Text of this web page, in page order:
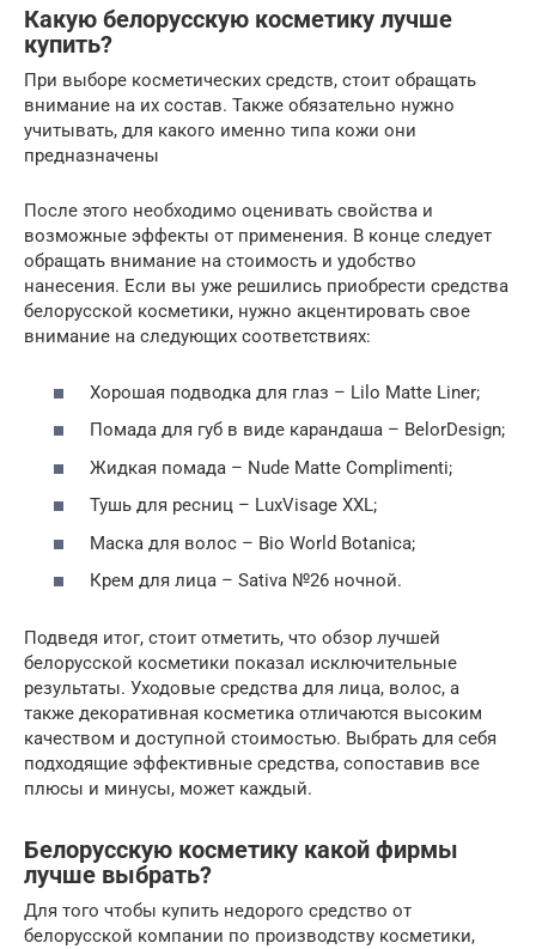
Какую белорусскую косметику лучше
купить?
При выборе косметических средств, стоит обращать
внимание на их состав. Также обязательно нужно
учитывать, для какого именно типа кожи они
предназначены
После этого необходимо оценивать свойства и
возможные эффекты от применения. В конце следует
обращать внимание на стоимость и удобство
нанесения. Если вы уже решились приобрести средства
белорусской косметики, нужно акцентировать свое
внимание на следующих соответствиях:
Хорошая подводка для глаз – Lilo Matte Liner;
Помада для губ в виде карандаша – BelorDesign;
Жидкая помада – Nude Matte Complimenti;
Тушь для ресниц – LuxVisage XXL;
Маска для волос – Bio World Botanica;
Крем для лица – Sativa №26 ночной.
Подведя итог, стоит отметить, что обзор лучшей
белорусской косметики показал исключительные
результаты. Уходовые средства для лица, волос, а
также декоративная косметика отличаются высоким
качеством и доступной стоимостью. Выбрать для себя
подходящие эффективные средства, сопоставив все
плюсы и минусы, может каждый.
Белорусскую косметику какой фирмы
лучше выбрать?
Для того чтобы купить недорого средство от
белорусской компании по производству косметики,